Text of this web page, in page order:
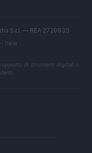
S.r.l. — REA 2729933
Italia
di strumenti digitali e